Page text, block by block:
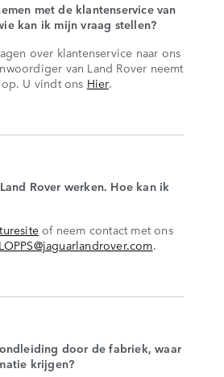
met de klantenservice van
kan ik mijn vraag stellen?
over klantenservice naar ons
van Land Rover neemt
U vindt ons Hier.
Rover werken. Hoe kan ik
of neem contact met ons
.
door de fabriek, waar
krijgen?